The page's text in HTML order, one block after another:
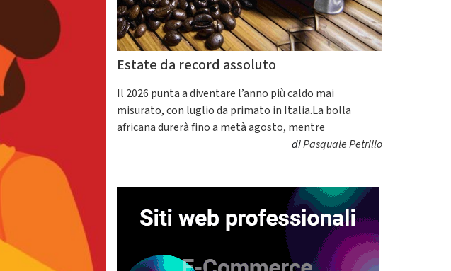
Estate da record assoluto
Il 2026 punta a diventare l’anno più caldo mai
misurato, con luglio da primato in Italia.La bolla
africana durerà fino a metà agosto, mentre
diPasquale Petrillo